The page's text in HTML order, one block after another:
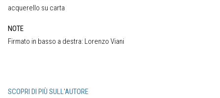
acquerello su carta
NOTE
Firmato in basso a destra: Lorenzo Viani
SCOPRI DI PIÙ SULL'AUTORE